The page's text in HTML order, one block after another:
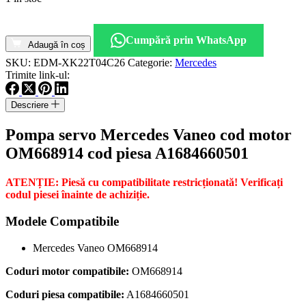
Pompa
Mercedes
Vaneo
cod
motor
OM668914
piesa
A1684660501
Adaugă în coș
Cumpără prin WhatsApp
SKU: EDM-XK22T04C26 Categorie: Mercedes
Trimite link-ul:
Descriere
Pompa servo Mercedes Vaneo cod motor
OM668914 cod piesa A1684660501
ATENȚIE: Piesă cu compatibilitate restricționată! Verificați
codul piesei înainte de achiziție.
Modele Compatibile
Mercedes Vaneo OM668914
Coduri motor compatibile: OM668914
Coduri piesa compatibile: A1684660501